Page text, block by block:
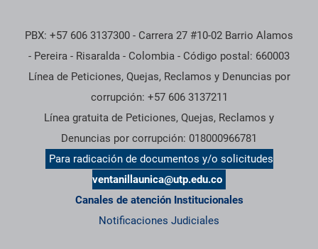
PBX: +57 606 3137300 - Carrera 27 #10-02 Barrio Alamos
- Pereira - Risaralda - Colombia - Código postal: 660003
Línea de Peticiones, Quejas, Reclamos y Denuncias por
corrupción: +57 606 3137211
Línea gratuita de Peticiones, Quejas, Reclamos y
Denuncias por corrupción: 018000966781
Para radicación de documentos y/o solicitudes
ventanillaunica@utp.edu.co
Canales de atención Institucionales
Notificaciones Judiciales